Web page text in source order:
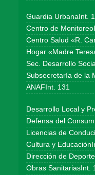
Guardia UrbanaInt.
Centro de
Centro Salud «R.
Hogar «Madre
Sec. Desarrollo
Subsecretaría de la
ANAFInt. 131
Desarrollo Local y
Defensa del
Licencias de
Cultura y
Dirección de
Obras SanitariasInt.